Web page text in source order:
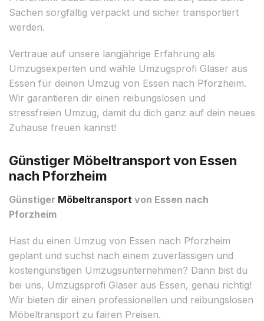
Sachen sorgfältig verpackt und sicher transportiert
werden.
Vertraue auf unsere langjährige Erfahrung als
Umzugsexperten und wähle Umzugsprofi Glaser aus
Essen für deinen Umzug von Essen nach Pforzheim.
Wir garantieren dir einen reibungslosen und
stressfreien Umzug, damit du dich ganz auf dein neues
Zuhause freuen kannst!
Günstiger Möbeltransport von Essen
nach Pforzheim
Günstiger Möbeltransport von Essen nach
Pforzheim
Hast du einen Umzug von Essen nach Pforzheim
geplant und suchst nach einem zuverlässigen und
kostengünstigen Umzugsunternehmen? Dann bist du
bei uns, Umzugsprofi Glaser aus Essen, genau richtig!
Wir bieten dir einen professionellen und reibungslosen
Möbeltransport zu fairen Preisen.